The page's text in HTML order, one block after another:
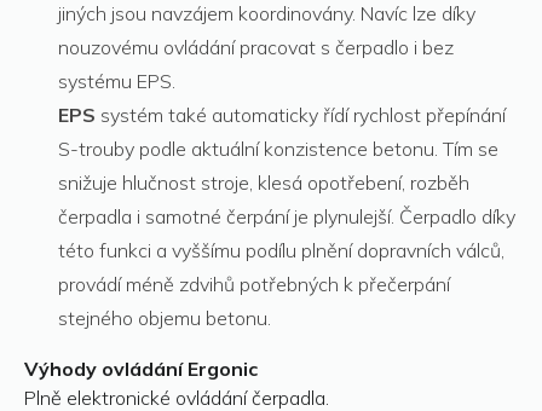
jiných jsou navzájem koordinovány. Navíc lze díky
nouzovému ovládání pracovat s čerpadlo i bez
systému EPS.
EPS systém také automaticky řídí rychlost přepínání
S-trouby podle aktuální konzistence betonu. Tím se
snižuje hlučnost stroje, klesá opotřebení, rozběh
čerpadla i samotné čerpání je plynulejší. Čerpadlo díky
této funkci a vyššímu podílu plnění dopravních válců,
provádí méně zdvihů potřebných k přečerpání
stejného objemu betonu.
Výhody ovládání Ergonic
Plně elektronické ovládání čerpadla.